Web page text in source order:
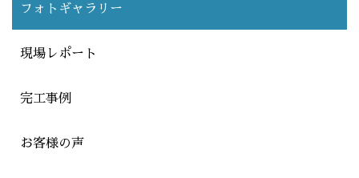
フォトギャラリー
現場レポート
完工事例
お客様の声